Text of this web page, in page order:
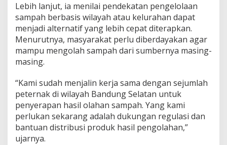
Lebih lanjut, ia menilai pendekatan pengelolaan
sampah berbasis wilayah atau kelurahan dapat
menjadi alternatif yang lebih cepat diterapkan.
Menurutnya, masyarakat perlu diberdayakan agar
mampu mengolah sampah dari sumbernya masing-
masing.
“Kami sudah menjalin kerja sama dengan sejumlah
peternak di wilayah Bandung Selatan untuk
penyerapan hasil olahan sampah. Yang kami
perlukan sekarang adalah dukungan regulasi dan
bantuan distribusi produk hasil pengolahan,”
ujarnya.